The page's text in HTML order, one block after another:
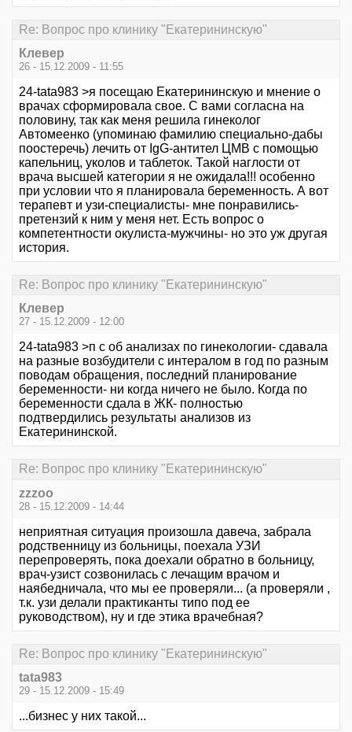
Re: Вопрос про клинику "Екатерининскую"
Клевер
26 - 15.12.2009 - 11:55
24-tata983 >я посещаю Екатерининскую и мнение о
врачах сформировала свое. С вами согласна на
половину, так как меня решила гинеколог
Автомеенко (упоминаю фамилию специально-дабы
поостеречь) лечить от IgG-антител ЦМВ с помощью
капельниц, уколов и таблеток. Такой наглости от
врача высшей категории я не ожидала!!! особенно
при условии что я планировала беременность. А вот
терапевт и узи-специалисты- мне понравились-
претензий к ним у меня нет. Есть вопрос о
компетентности окулиста-мужчины- но это уж другая
история.
Re: Вопрос про клинику "Екатерининскую"
Клевер
27 - 15.12.2009 - 12:00
24-tata983 >п с об анализах по гинекологии- сдавала
на разные возбудители с интералом в год по разным
поводам обращения, последний планирование
беременности- ни когда ничего не было. Когда по
беременности сдала в ЖК- полностью
подтвердились результаты анализов из
Екатерининской.
Re: Вопрос про клинику "Екатерининскую"
zzzoo
28 - 15.12.2009 - 14:44
неприятная ситуация произошла давеча, забрала
родственницу из больницы, поехала УЗИ
перепроверять, пока доехали обратно в больницу,
врач-узист созвонилась с лечащим врачом и
наябедничала, что мы ее проверяли... (а проверяли ,
т.к. узи делали практиканты типо под ее
руководством), ну и где этика врачебная?
Re: Вопрос про клинику "Екатерининскую"
tata983
29 - 15.12.2009 - 15:49
...бизнес у них такой...